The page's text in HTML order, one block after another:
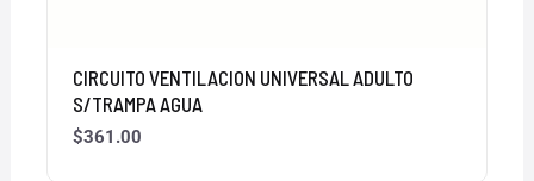
CIRCUITO VENTILACION UNIVERSAL ADULTO
S/TRAMPA AGUA
$361.00